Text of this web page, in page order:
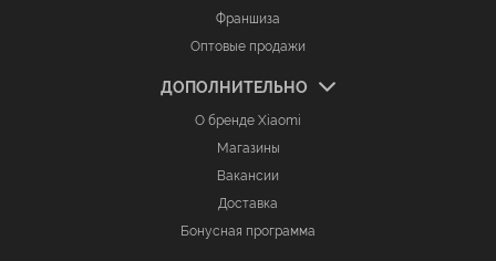
Франшиза
Оптовые продажи
ДОПОЛНИТЕЛЬНО
О бренде Xiaomi
Магазины
Вакансии
Доставка
Бонусная программа